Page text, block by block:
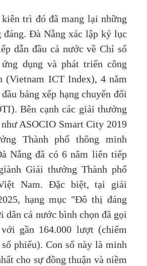
trì đó đã mang lại những
đáng. Đà Nẵng xác lập kỷ lục
dẫn đầu cả nước về Chỉ số
ứng dụng và phát triển công
(Vietnam ICT Index), 4 năm
bảng xếp hạng chuyển đổi
Bên cạnh các giải thưởng
ASOCIO Smart City 2019
Thành phố thông minh
Nẵng đã có 6 năm liên tiếp
Giải thưởng Thành phố
Nam. Đặc biệt, tại giải
hạng mục "Đô thị đáng
dân cả nước bình chọn đã gọi
gần 164.000 lượt (chiếm
phiếu). Con số này là minh
cho sự đồng thuận và niềm